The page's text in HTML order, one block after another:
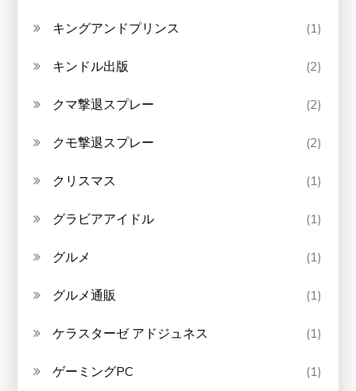
キングアンドプリンス (1)
キンドル出版 (2)
クマ撃退スプレー (2)
クモ撃退スプレー (2)
クリスマス (1)
グラビアアイドル (1)
グルメ (1)
グルメ通販 (1)
ケラスターゼ アドジュネス (1)
ゲーミングPC (1)